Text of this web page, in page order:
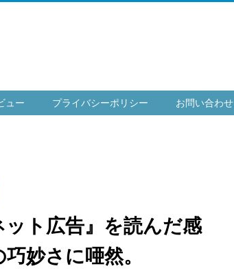
ュー プライバシーポリシー お問い合わせ
ト広告』を読んだ感
妙さに唖然。